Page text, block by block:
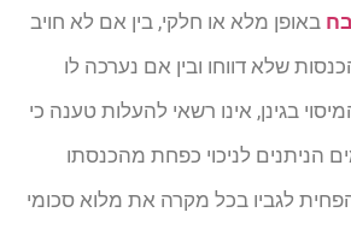
באופן מלא או חלקי, בין אם לא חויב
שלא דווחו ובין אם נערכה לו
בגינן, אינו רשאי להעלות טענה כי
הניתנים לניכוי כפחת מהכנסתו
לגביו בכל מקרה את מלוא סכומי